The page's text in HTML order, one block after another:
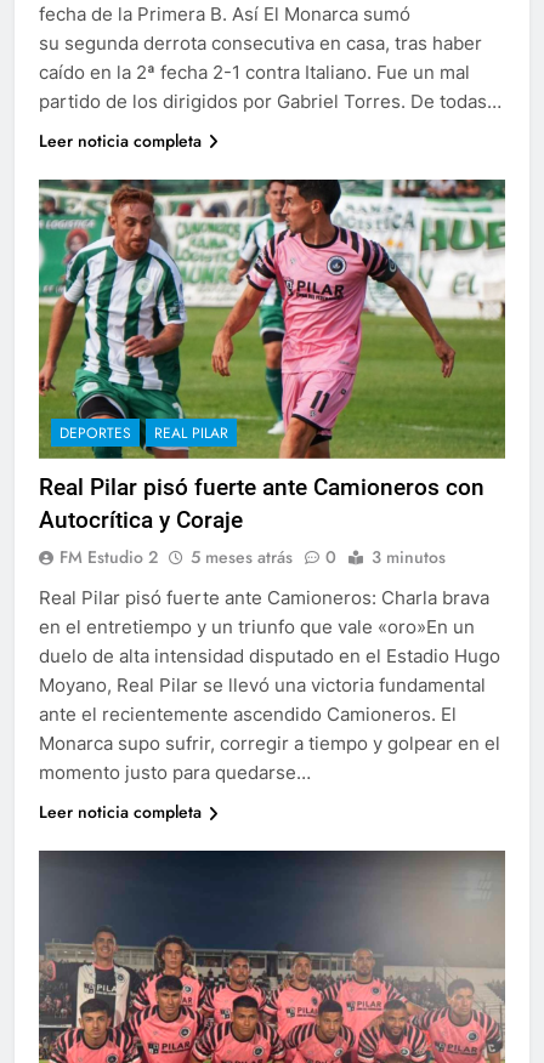
fecha de la Primera B. Así El Monarca sumó
su segunda derrota consecutiva en casa, tras haber
caído en la 2ª fecha 2-1 contra Italiano. Fue un mal
partido de los dirigidos por Gabriel Torres. De todas…
Leer noticia completa
DEPORTES REAL PILAR
Real Pilar pisó fuerte ante Camioneros con
Autocrítica y Coraje
FM Estudio 2 5 meses atrás 0 3 minutos
Real Pilar pisó fuerte ante Camioneros: Charla brava
en el entretiempo y un triunfo que vale «oro»En un
duelo de alta intensidad disputado en el Estadio Hugo
Moyano, Real Pilar se llevó una victoria fundamental
ante el recientemente ascendido Camioneros. El
Monarca supo sufrir, corregir a tiempo y golpear en el
momento justo para quedarse…
Leer noticia completa